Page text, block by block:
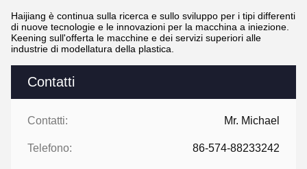
Contatti
Contatti: Mr. Michael
Telefono: 86-574-88233242
Haijiang è continua sulla ricerca e sullo sviluppo per i tipi differenti
di nuove tecnologie e le innovazioni per la macchina a iniezione.
Keening sull'offerta le macchine e dei servizi superiori alle
industrie di modellatura della plastica.